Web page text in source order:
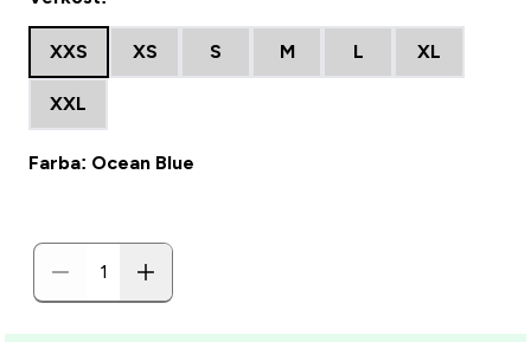
XXS XS S M L XL
XXL
Farba: Ocean Blue